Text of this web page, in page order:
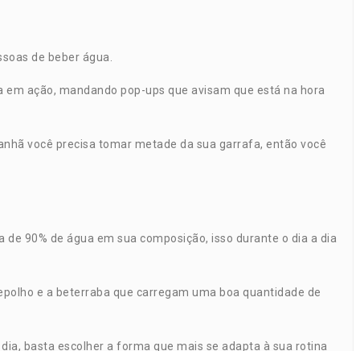
de beber água.
ação, mandando pop-ups que avisam que está na hora
você precisa tomar metade da sua garrafa, então você
90% de água em sua composição, isso durante o dia a dia
e a beterraba que carregam uma boa quantidade de
basta escolher a forma que mais se adapta à sua rotina